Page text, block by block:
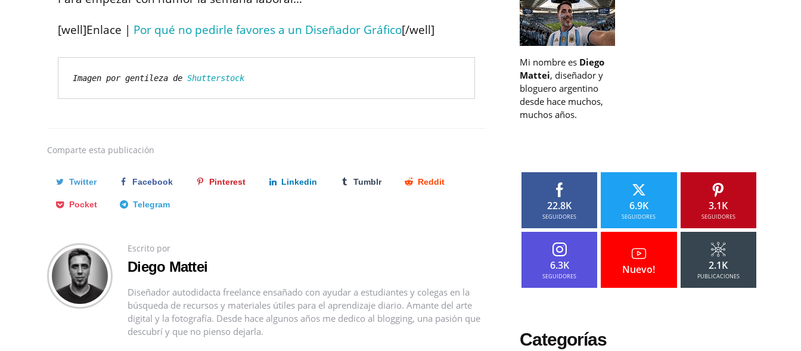
[well]Enlace | Por qué no pedirle favores a un Diseñador Gráfico[/well]
Imagen por gentileza de Shutterstock
Comparte esta publicación
Twitter Facebook Pinterest Linkedin Tumblr Reddit
Pocket Telegram
Escrito por
Diego Mattei
Diseñador autodidacta freelance ensañado con ayudar a estudiantes y colegas en la
búsqueda de recursos y materiales útiles para el aprendizaje diario. Amante del arte
digital y la fotografía. Desde hace algunos años me dedico al blogging, una pasión que
descubrí y que no pienso dejarla.
Mi nombre es Diego
Mattei, diseñador y
bloguero argentino
desde hace muchos,
muchos años.
22.8K
SEGUIDORES
6.9K
SEGUIDORES
3.1K
SEGUIDORES
6.3K
SEGUIDORES
Nuevo! 2.1K
PUBLICACIONES
Categorías